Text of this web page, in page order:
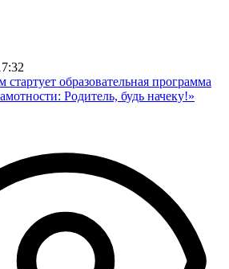
стартует образовательная программа
Родитель, будь начеку!»